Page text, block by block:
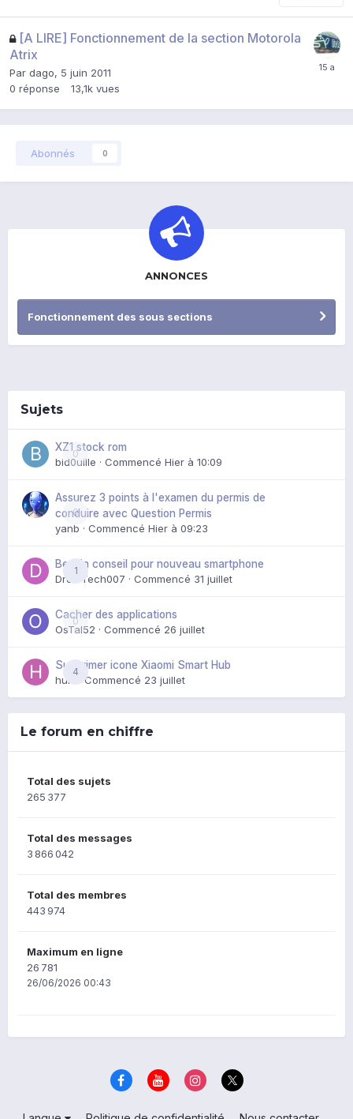
[A LIRE] Fonctionnement de la section Motorola
Atrix
Par dago, 5 juin 2011
0 réponse 13,1k vues
Abonnés 0
ANNONCES
Fonctionnement des sous sections
Sujets
0
XZ1 stock rom
bid0uille · Commencé Hier à 10:09
0
Assurez 3 points à l'examen du permis de
conduire avec Question Permis
yanb · Commencé Hier à 09:23
1
Besoin conseil pour nouveau smartphone
DroidTech007 · Commencé 31 juillet
0
Cacher des applications
OsTal52 · Commencé 26 juillet
4
Supprimer icone Xiaomi Smart Hub
huik · Commencé 23 juillet
Le forum en chiffre
Total des sujets
265 377
Total des messages
3 866 042
Total des membres
443 974
Maximum en ligne
26 781
26/06/2026 00:43